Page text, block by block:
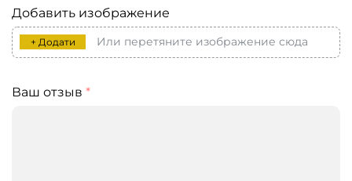
Добавить изображение
+ Додати Или перетяните изображение сюда
Ваш отзыв *